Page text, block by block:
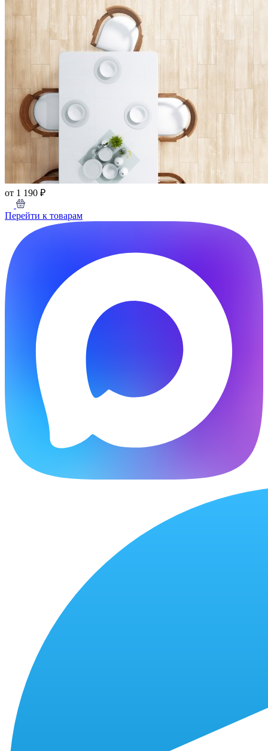
от 1 190 ₽
Перейти к товарам